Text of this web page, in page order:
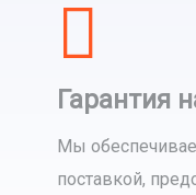
Гарантия
Мы
поставкой,